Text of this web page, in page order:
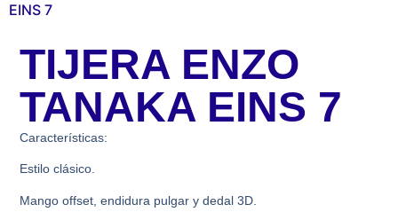
EINS 7
TIJERA ENZO
TANAKA EINS 7
Características:
Estilo clásico.
Mango offset, endidura pulgar y dedal 3D.